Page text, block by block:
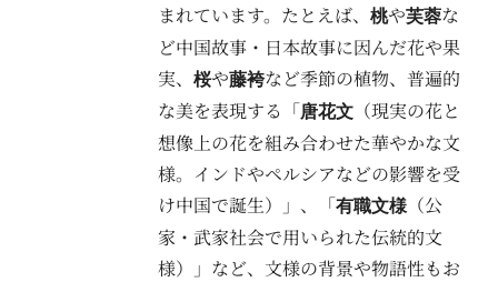
まれています。たとえば、桃や芙蓉な
ど中国故事・日本故事に因んだ花や果
実、桜や藤袴など季節の植物、普遍的
な美を表現する「唐花文 （現実の花と
想像上の花を組み合わせた華やかな文
様。インドやペルシアなどの影響を受
け中国で誕生）」、「有職文様（公
家・武家社会で用いられた伝統的文
様）」など、文様の背景や物語性もお